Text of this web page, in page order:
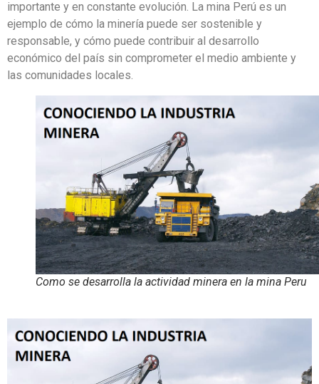
importante y en constante evolución. La mina Perú es un
ejemplo de cómo la minería puede ser sostenible y
responsable, y cómo puede contribuir al desarrollo
económico del país sin comprometer el medio ambiente y
las comunidades locales.
Como se desarrolla la actividad minera en la mina Peru